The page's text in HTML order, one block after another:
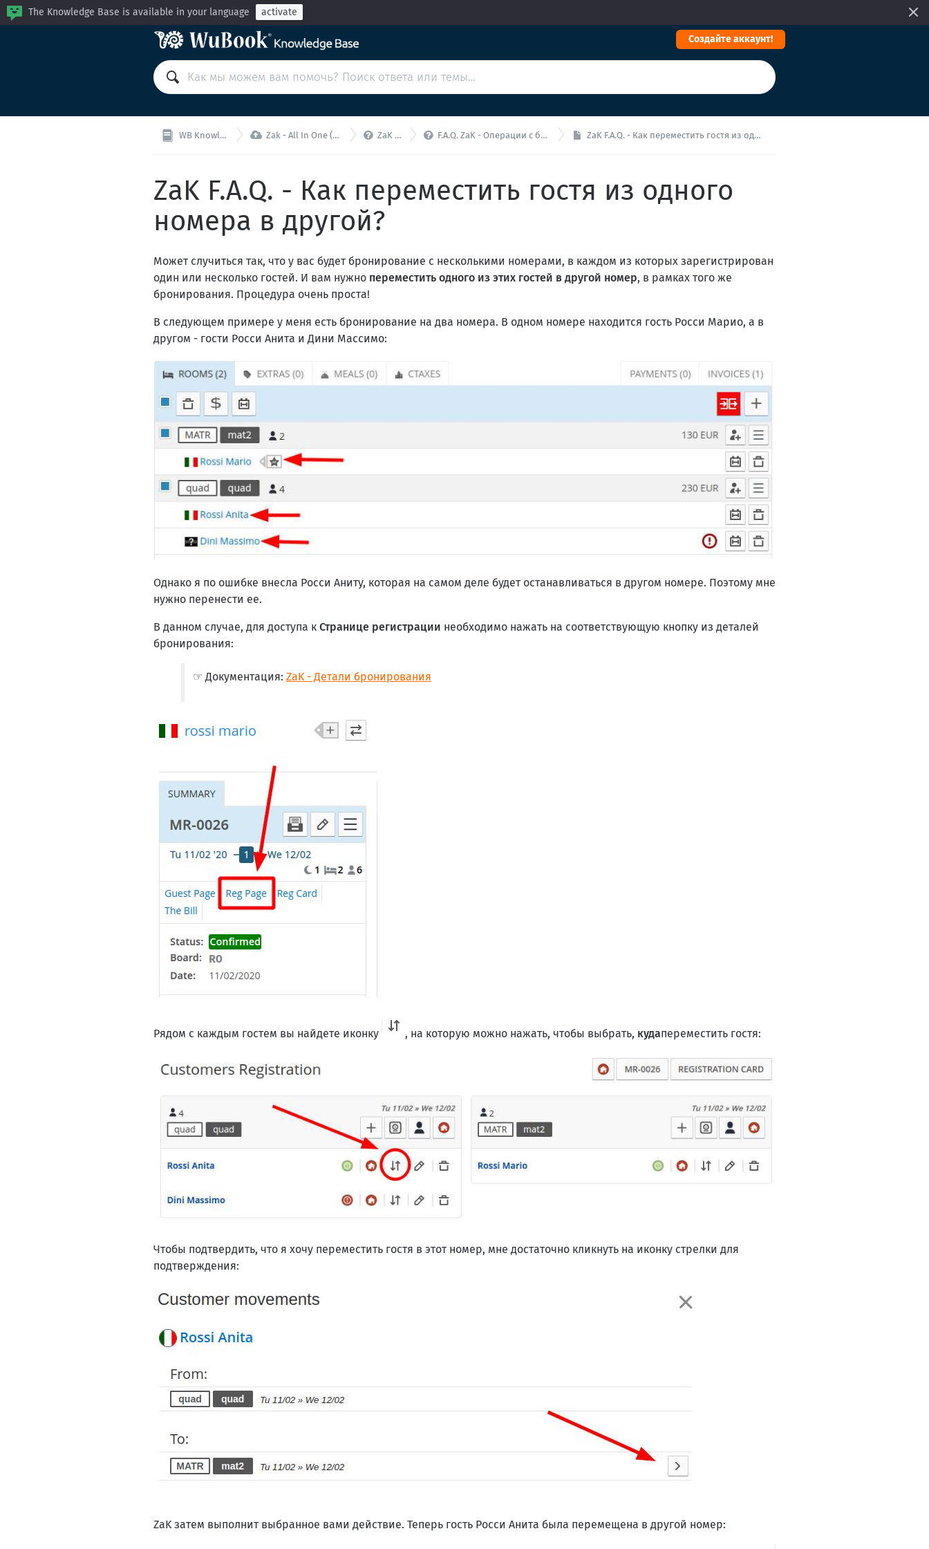
The Knowledge Base is available in your language activate
Cоздайте аккаунт!
WB Knowledge Base  Zak - All In One (PMS+МБ+МК)  ZaK - F.A.Q.  F.A.Q. ZaK - Операции с бронированиями ZaK F.A.Q. - Как переместить гостя из одного номера в другой?
ZaK F.A.Q. - Как переместить гостя из одного
номера в другой?
Может случиться так, что у вас будет бронирование с несколькими номерами, в каждом из которых зарегистрирован
один или несколько гостей. И вам нужно переместить одного из этих гостей в другой номер, в рамках того же
бронирования. Процедура очень проста!
В следующем примере у меня есть бронирование на два номера. В одном номере находится гость Росси Марио, а в
другом - гости Росси Анита и Дини Массимо:
Однако я по ошибке внесла Росси Аниту, которая на самом деле будет останавливаться в другом номере. Поэтому мне
нужно перенести ее.
В данном случае, для доступа к Странице регистрации необходимо нажать на соответствующую кнопку из деталей
бронирования:
☞ Документация: ZaK - Детали бронирования
Рядом с каждым гостем вы найдете иконку , на которую можно нажать, чтобы выбрать, кудапереместить гостя:
Чтобы подтвердить, что я хочу переместить гостя в этот номер, мне достаточно кликнуть на иконку стрелки для
подтверждения:
ZaK затем выполнит выбранное вами действие. Теперь гость Росси Анита была перемещена в другой номер: